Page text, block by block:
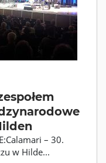
– 30.
w Hilde...